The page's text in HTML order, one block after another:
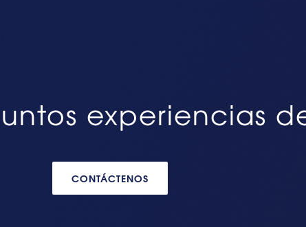
experiencias
CONTÁCTENOS